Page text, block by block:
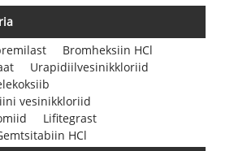
Bromheksiin HCl
Urapidiilvesinikkloriid
vesinikkloriid
Lifitegrast
HCl